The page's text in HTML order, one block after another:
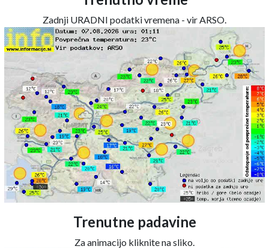
Zadnji URADNI podatki vremena - vir ARSO.
Trenutne padavine
Za animacijo kliknite na sliko.